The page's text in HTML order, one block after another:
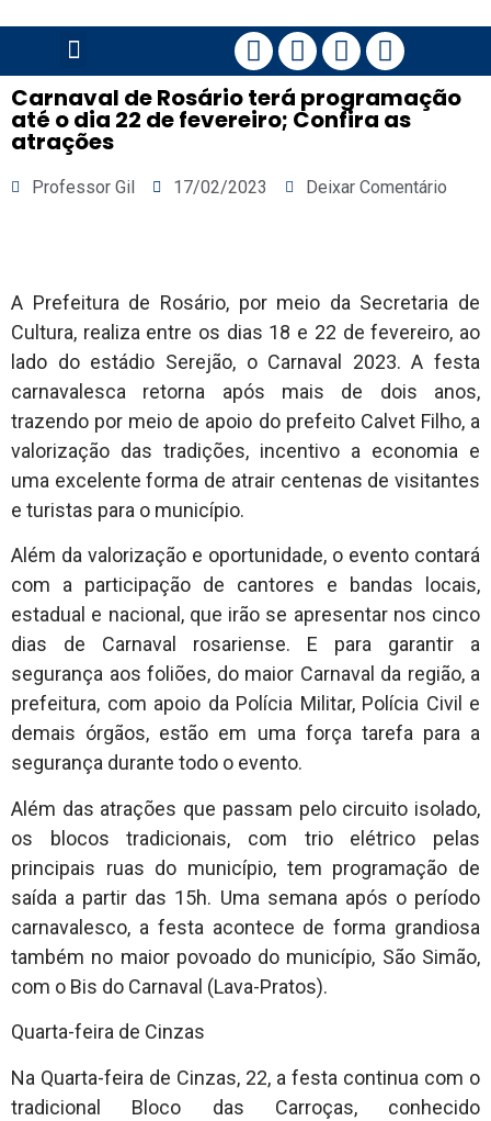
Carnaval de Rosário terá programação
até o dia 22 de fevereiro; Confira as
atrações
Professor Gil 17/02/2023 Deixar Comentário
A Prefeitura de Rosário, por meio da Secretaria de
Cultura, realiza entre os dias 18 e 22 de fevereiro, ao
lado do estádio Serejão, o Carnaval 2023. A festa
carnavalesca retorna após mais de dois anos,
trazendo por meio de apoio do prefeito Calvet Filho, a
valorização das tradições, incentivo a economia e
uma excelente forma de atrair centenas de visitantes
e turistas para o município.
Além da valorização e oportunidade, o evento contará
com a participação de cantores e bandas locais,
estadual e nacional, que irão se apresentar nos cinco
dias de Carnaval rosariense. E para garantir a
segurança aos foliões, do maior Carnaval da região, a
prefeitura, com apoio da Polícia Militar, Polícia Civil e
demais órgãos, estão em uma força tarefa para a
segurança durante todo o evento.
Além das atrações que passam pelo circuito isolado,
os blocos tradicionais, com trio elétrico pelas
principais ruas do município, tem programação de
saída a partir das 15h. Uma semana após o período
carnavalesco, a festa acontece de forma grandiosa
também no maior povoado do município, São Simão,
com o Bis do Carnaval (Lava-Pratos).
Quarta-feira de Cinzas
Na Quarta-feira de Cinzas, 22, a festa continua com o
tradicional Bloco das Carroças, conhecido